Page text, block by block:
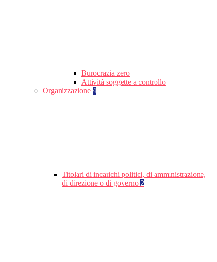
Burocrazia zero
Attività soggette a controllo
Organizzazione 4
Titolari di incarichi politici, di amministrazione,
di direzione o di governo 2